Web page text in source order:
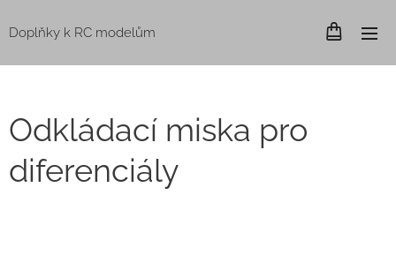
Doplňky k RC modelům
Odkládací miska pro
diferenciály